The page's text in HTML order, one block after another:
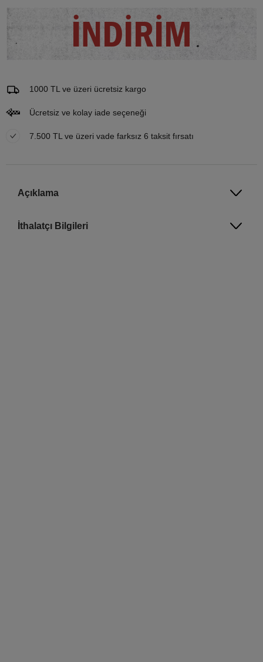
İNDİRİM
1000 TL ve üzeri ücretsiz kargo
Ücretsiz ve kolay iade seçeneği
7.500 TL ve üzeri vade farksız 6 taksit fırsatı
Açıklama
İthalatçı Bilgileri